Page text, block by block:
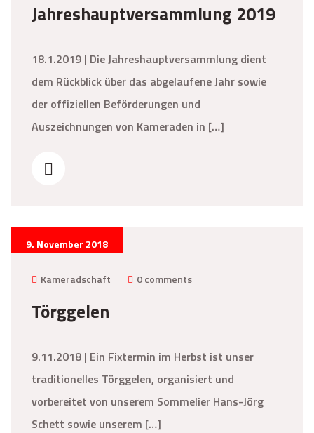
Jahreshauptversammlung 2019
18.1.2019 | Die Jahreshauptversammlung dient
dem Rückblick über das abgelaufene Jahr sowie
der offiziellen Beförderungen und
Auszeichnungen von Kameraden in […]
9. November 2018
Kameradschaft 0 comments
Törggelen
9.11.2018 | Ein Fixtermin im Herbst ist unser
traditionelles Törggelen, organisiert und
vorbereitet von unserem Sommelier Hans-Jörg
Schett sowie unserem […]